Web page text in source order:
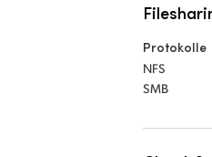
Protokolle
NFS
SMB